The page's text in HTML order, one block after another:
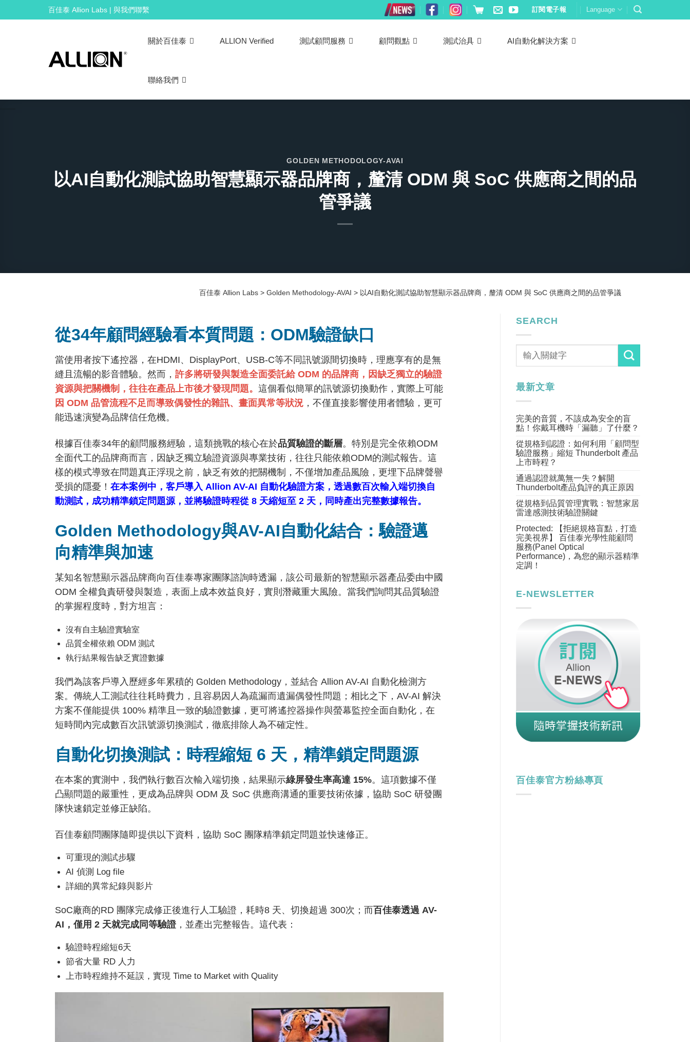
to
百佳泰 Allion Labs | 與我們聯繫 訂閱電子報 Language
關於百佳泰 ALLION Verified 測試顧問服務 顧問觀點 測試治具 AI自動化解決方案
聯絡我們
GOLDEN METHODOLOGY-AVAI
以AI自動化測試協助智慧顯示器品牌商，釐清 ODM 與 SoC 供應商之間的品
管爭議
百佳泰 Allion Labs> Golden Methodology-AVAI > 以AI自動化測試協助智慧顯示器品牌商，釐清 ODM 與 SoC 供應商之間的品管爭議
從34年顧問經驗看本質問題：ODM驗證缺口
當使用者按下遙控器，在HDMI、DisplayPort、USB-C等不同訊號源間切換時，理應享有的是無
縫且流暢的影音體驗。然而，許多將研發與製造全面委託給 ODM 的品牌商，因缺乏獨立的驗證
資源與把關機制，往往在產品上市後才發現問題。這個看似簡單的訊號源切換動作，實際上可能
因 ODM 品管流程不足而導致偶發性的雜訊、畫面異常等狀況 ，不僅直接影響使用者體驗，更可
能迅速演變為品牌信任危機。
根據百佳泰34年的顧問服務經驗，這類挑戰的核心在於品質驗證的斷層。特別是完全依賴ODM
全面代工的品牌商而言，因缺乏獨立驗證資源與專業技術，往往只能依賴ODM的測試報告。這
樣的模式導致在問題真正浮現之前，缺乏有效的把關機制，不僅增加產品風險，更埋下品牌聲譽
受損的隱憂！在本案例中，客戶導入 Allion AV-AI 自動化驗證方案，透過數百次輸入端切換自
動測試，成功精準鎖定問題源，並將驗證時程從 8 天縮短至 2 天，同時產出完整數據報告。
Golden Methodology與AV-AI自動化結合：驗證邁
向精準與加速
某知名智慧顯示器品牌商向百佳泰專家團隊諮詢時透漏，該公司最新的智慧顯示器產品委由中國
ODM 全權負責研發與製造，表面上成本效益良好，實則潛藏重大風險。當我們詢問其品質驗證
的掌握程度時，對方坦言：
沒有自主驗證實驗室
品質全權依賴 ODM 測試
執行結果報告缺乏實證數據
我們為該客戶導入歷經多年累積的 Golden Methodology，並結合 Allion AV-AI 自動化檢測方
案。傳統人工測試往往耗時費力，且容易因人為疏漏而遺漏偶發性問題；相比之下，AV-AI 解決
方案不僅能提供 100% 精準且一致的驗證數據，更可將遙控器操作與螢幕監控全面自動化，在
短時間內完成數百次訊號源切換測試，徹底排除人為不確定性。
自動化切換測試：時程縮短 6 天，精準鎖定問題源
在本案的實測中，我們執行數百次輸入端切換，結果顯示綠屏發生率高達 15%。這項數據不僅
凸顯問題的嚴重性，更成為品牌與 ODM 及 SoC 供應商溝通的重要技術依據，協助 SoC 研發團
隊快速鎖定並修正缺陷。
百佳泰顧問團隊隨即提供以下資料，協助 SoC 團隊精準鎖定問題並快速修正。
可重現的測試步驟
AI 偵測 Log file
詳細的異常紀錄與影片
SoC廠商的RD 團隊完成修正後進行人工驗證，耗時8 天、切換超過 300次；而百佳泰透過 AV-
AI，僅用 2 天就完成同等驗證，並產出完整報告。這代表：
驗證時程縮短6天
節省大量 RD 人力
上市時程維持不延誤，實現 Time to Market with Quality
SEARCH
最新文章
完美的音質，不該成為安全的盲
點！你戴耳機時「漏聽」了什麼？
從規格到認證：如何利用「顧問型
驗證服務」縮短 Thunderbolt 產品
上市時程？
通過認證就萬無一失？解開
Thunderbolt產品負評的真正原因
從規格到品質管理實戰：智慧家居
雷達感測技術驗證關鍵
Protected: 【拒絕規格盲點，打造
完美視界】 百佳泰光學性能顧問
服務(Panel Optical
Performance)，為您的顯示器精準
定調！
E-NEWSLETTER
百佳泰官方粉絲專頁